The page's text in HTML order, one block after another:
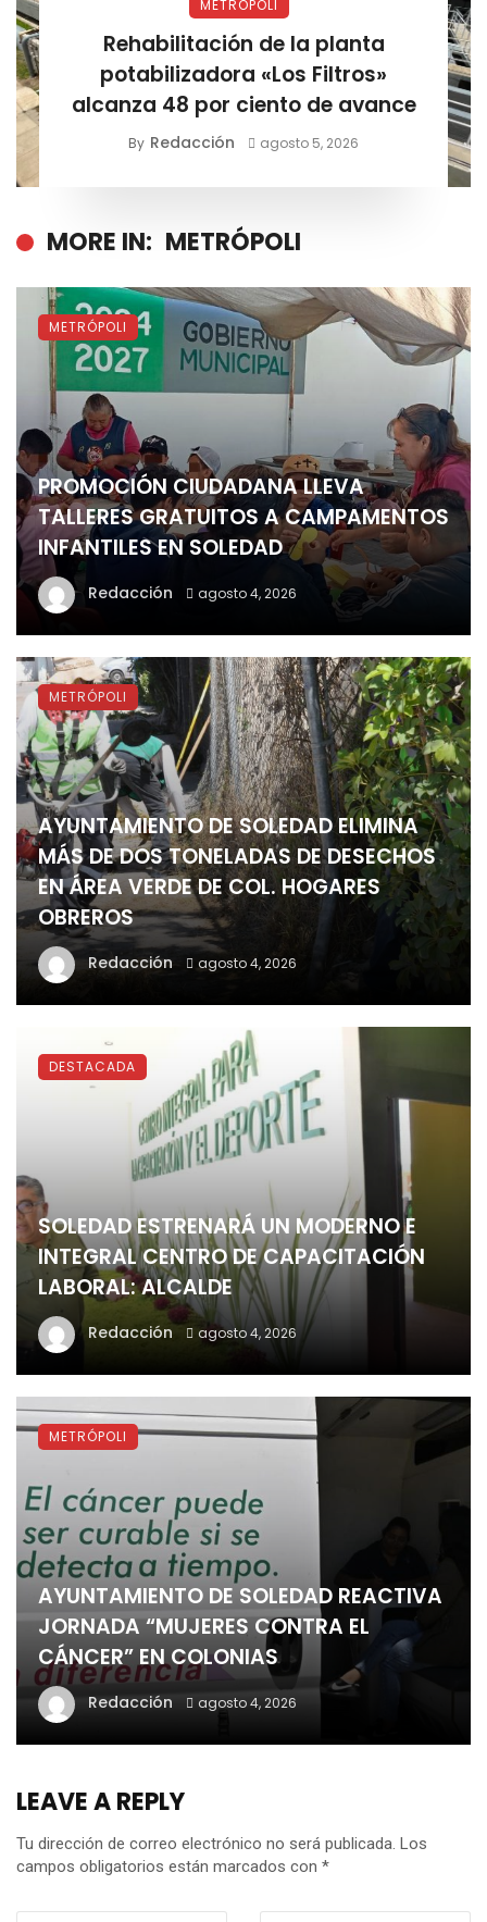
METRÓPOLI
Rehabilitación de la planta
potabilizadora «Los Filtros»
alcanza 48 por ciento de avance
By Redacción agosto 5, 2026
MORE IN: METRÓPOLI
PROMOCIÓN CIUDADANA LLEVA
TALLERES GRATUITOS A CAMPAMENTOS
INFANTILES EN SOLEDAD
Redacción agosto 4, 2026
METRÓPOLI
AYUNTAMIENTO DE SOLEDAD ELIMINA
MÁS DE DOS TONELADAS DE DESECHOS
EN ÁREA VERDE DE COL. HOGARES
OBREROS
Redacción agosto 4, 2026
METRÓPOLI
SOLEDAD ESTRENARÁ UN MODERNO E
INTEGRAL CENTRO DE CAPACITACIÓN
LABORAL: ALCALDE
Redacción agosto 4, 2026
DESTACADA
AYUNTAMIENTO DE SOLEDAD REACTIVA
JORNADA “MUJERES CONTRA EL
CÁNCER” EN COLONIAS
Redacción agosto 4, 2026
METRÓPOLI
LEAVE A REPLY
Tu dirección de correo electrónico no será publicada. Los
campos obligatorios están marcados con *